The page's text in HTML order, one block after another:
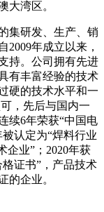
大湾区。
集研发、生产、销
2009年成立以来，
持。公司拥有先进
有丰富经验的技术
硬的技术水平和一
，先后与国内一
续6年荣获“中国电
认定为“焊料行业
企业”；2020年获
证书”，产品技术
的企业。